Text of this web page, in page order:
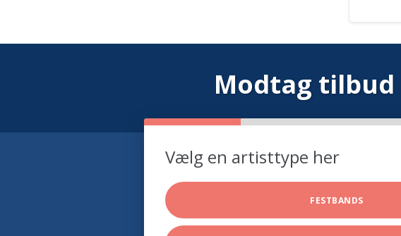
Modtag tilbud
Vælg en artisttype her
FESTBANDS